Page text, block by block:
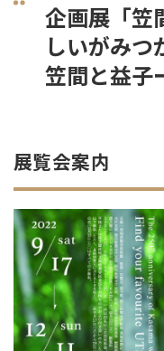
企画展「笠
しいがみ
笠間と益子
展覧会案内